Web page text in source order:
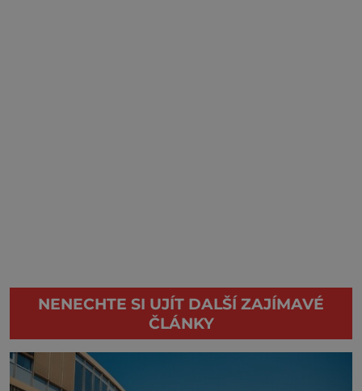
NENECHTE SI UJÍT DALŠÍ ZAJÍMAVÉ
ČLÁNKY